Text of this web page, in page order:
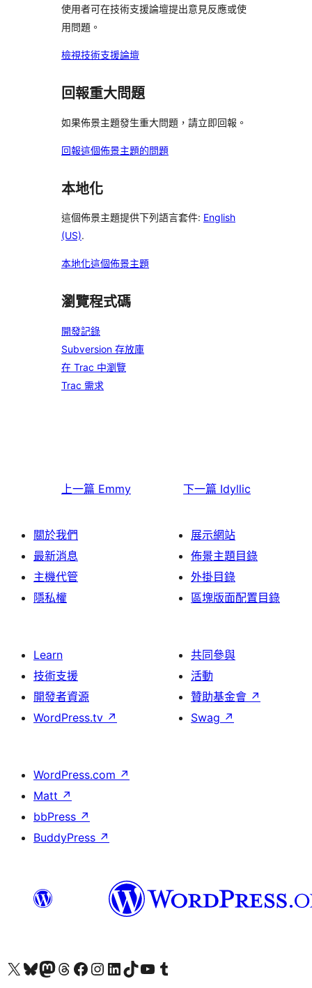
論
評
論
者
評
使用者可在技術支援論壇提出意見反應或使
用問題。
檢視技術支援論壇
回報重大問題
如果佈景主題發生重大問題，請立即回報。
回報這個佈景主題的問題
本地化
這個佈景主題提供下列語言套件: English
(US).
本地化這個佈景主題
瀏覽程式碼
開發記錄
Subversion 存放庫
在 Trac 中瀏覽
Trac 需求
上一篇 Emmy 下一篇 Idyllic
關於我們
最新消息
主機代管
隱私權
展示網站
佈景主題目錄
外掛目錄
區塊版面配置目錄
Learn
技術支援
開發者資源
WordPress.tv ↗
共同參與
活動
贊助基金會 ↗
Swag ↗
WordPress.com ↗
Matt ↗
bbPress ↗
BuddyPress ↗
查看我們的 X (之前的 Twitter) 帳號造訪我們的 Bluesky 帳號造訪我們的 Mastodon 帳號造訪我們的 Threads 帳號 造訪我們的 Facebook 粉絲專頁Visit our Instagram account
Visit our LinkedIn account
造訪我們的 TikTok 帳號Visit our YouTube channel
造訪我們的 Tumblr 帳號